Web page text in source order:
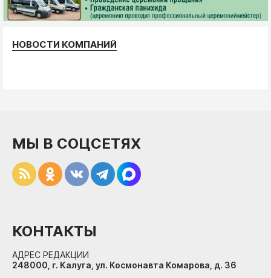
НОВОСТИ КОМПАНИЙ
МЫ В СОЦСЕТЯХ
КОНТАКТЫ
АДРЕС РЕДАКЦИИ
248000, г. Калуга, ул. Космонавта Комарова, д. 36